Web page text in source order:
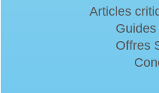
Articles
Offres